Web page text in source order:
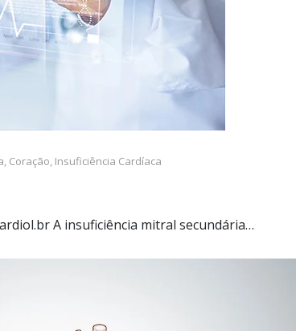
, Coração, Insuficiência Cardíaca
A insuficiência mitral secundária…